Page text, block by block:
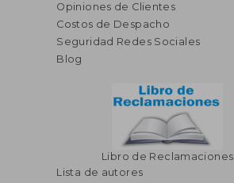
Opiniones de Clientes
Costos de Despacho
Seguridad Redes Sociales
Blog
Libro de Reclamaciones
Lista de autores